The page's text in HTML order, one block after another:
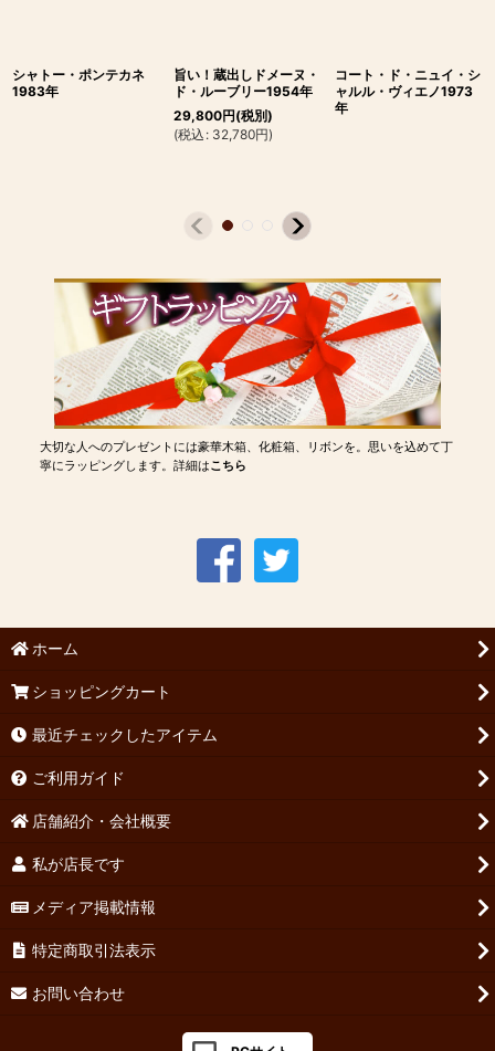
シャトー・ポンテカネ
1983年
旨い！蔵出しドメーヌ・
ド・ルーブリー1954年
29,800円(税別)
(税込 : 32,780円)
コート・ド・ニュイ・シ
ャルル・ヴィエノ1973
年
大切な人へのプレゼントには豪華木箱、化粧箱、リボンを。思いを込めて丁
寧にラッピングします。詳細はこちら
ホーム
ショッピングカート
最近チェックしたアイテム
ご利用ガイド
店舗紹介・会社概要
私が店長です
メディア掲載情報
特定商取引法表示
お問い合わせ